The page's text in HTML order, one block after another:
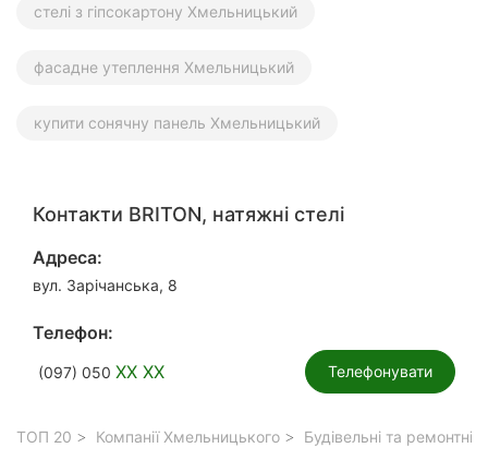
стелі з гіпсокартону Хмельницький
фасадне утеплення Хмельницький
купити сонячну панель Хмельницький
Контакти BRITON, натяжні стелі
Адреса:
вул. Зарічанська, 8
Телефон:
(097) 050 XX XX Телефонувати
ТОП 20 Компанії Хмельницького Будівельні та